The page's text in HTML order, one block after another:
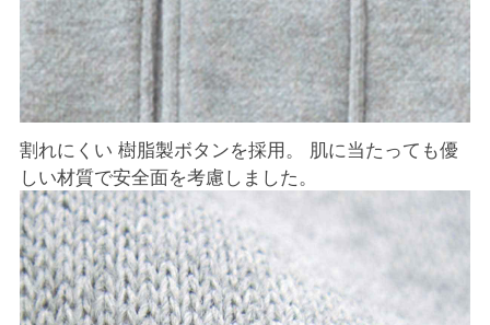
割れにくい 樹脂製ボタンを採用。 肌に当たっても優
しい材質で安全面を考慮しました。